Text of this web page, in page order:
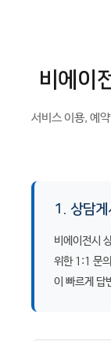
비에이
서비스 이용, 예
1. 상담게
비에이전시
위한 1:1 문
이 빠르게 답